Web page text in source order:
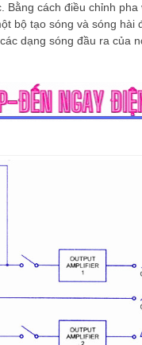
cách điều chỉnh
bộ tạo sóng và sóng
dạng sóng đầu ra của